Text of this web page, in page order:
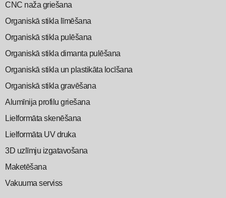
CNC naža griešana
Organiskā stikla līmēšana
Organiskā stikla pulēšana
Organiskā stikla dimanta pulēšana
Organiskā stikla un plastikāta locīšana
Organiskā stikla gravēšana
Alumīnija profilu griešana
Lielformāta skenēšana
Lielformāta UV druka
3D uzlīmju izgatavošana
Maketēšana
Vakuuma serviss